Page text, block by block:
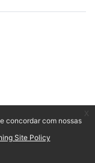
concordar com nossas
Site Policy